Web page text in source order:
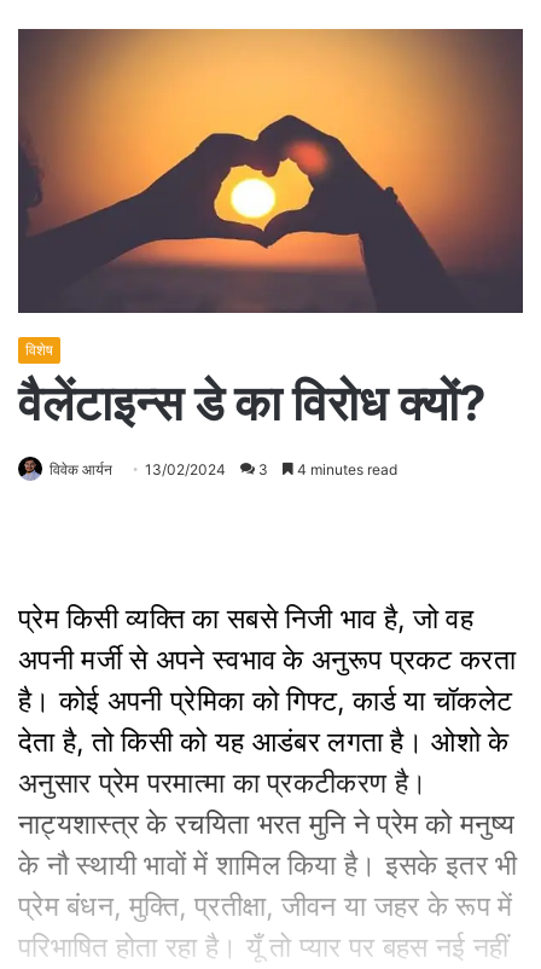
विशेष
वैलेंटाइन्स डे का विरोध क्यों?
विवेक आर्यन 13/02/2024 3 4 minutes read
प्रेम किसी व्यक्ति का सबसे निजी भाव है, जो वह
अपनी मर्जी से अपने स्वभाव के अनुरूप प्रकट करता
है। कोई अपनी प्रेमिका को गिफ्ट, कार्ड या चॉकलेट
देता है, तो किसी को यह आडंबर लगता है। ओशो के
अनुसार प्रेम परमात्मा का प्रकटीकरण है।
नाट्यशास्त्र के रचयिता भरत मुनि ने प्रेम को मनुष्य
के नौ स्थायी भावों में शामिल किया है। इसके इतर भी
प्रेम बंधन, मुक्ति, प्रतीक्षा, जीवन या जहर के रूप में
परिभाषित होता रहा है। यूँ तो प्यार पर बहस नई नहीं